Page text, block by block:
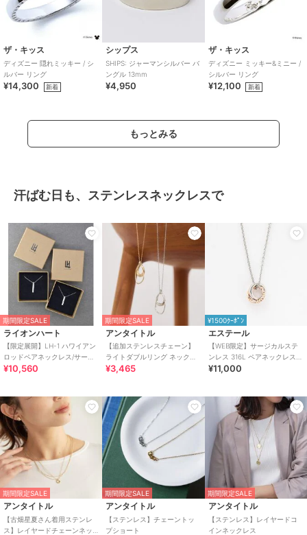
ザ・キッス
ディズニー 隠れミッキー / シ
ルバー リング
¥14,300 新着
シップス
SHIPS: ジャーマンシルバー バ
ングル 13mm
¥4,950
ザ・キッス
ディズニー ミッキー&ミニー /
シルバー リング
¥12,100 新着
もっとみる
汗ばむ日も、ステンレスネックレスで
期間限定SALE
ライオンハート
【限定展開】LH-1 ハワイアン
ロッドペアネックレス/サージ
カルステンレス 金属アレルギ
¥10,560
期間限定SALE
アンタイトル
【追加ステンレスチェーン】
ライトダブルリング ネックレ
ス
¥3,465
¥1500ｸｰﾎﾟﾝ
エステール
【WEB限定】サージカルステ
ンレス 316L ペアネックレス
（レディース）
¥11,000
期間限定SALE
アンタイトル
【古畑星夏さん着用ステンレ
ス】レイヤードチェーンネッ
期間限定SALE
アンタイトル
【ステンレス】チェーントッ
プショート
期間限定SALE
アンタイトル
【ステンレス】レイヤードコ
インネックレス